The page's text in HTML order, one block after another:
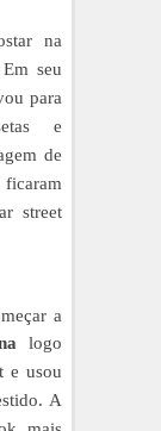
na
seu
para
e
de
street
a
logo
e usou
A